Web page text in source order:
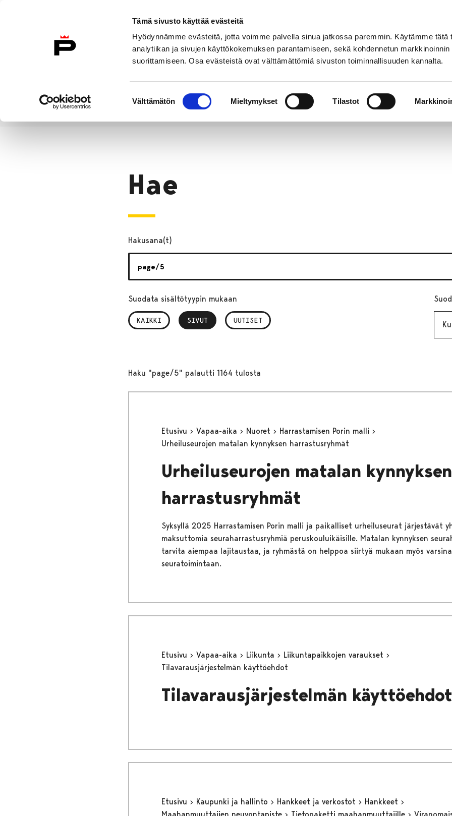
Tämä sivusto käyttää evästeitä
Hyödynnämme evästeitä, jotta voimme palvella sinua jatkossa paremmin. Käytämme tätä
analytiikan ja sivujen käyttökokemuksen parantamiseen, sekä kohdennetun markkinoinnin
suorittamiseen. Osa evästeistä ovat välttämättömiä sivuston toiminnallisuuden kannalta.
valinta
Välttämätön Mieltymykset Tilastot
Etusivulle
Etusivu
Hae
Hakusana(t)
Suodata sisältötyypin mukaan
KAIKKI SIVUT
, VALITTU UUTISET
Haku "page/5" palautti 1164 tulosta
Etusivu Vapaa-aika Nuoret
Harrastamisen Porin malli
Urheiluseurojen matalan kynnyksen harrastusryhmät
Urheiluseurojen matalan kynnyksen
harrastusryhmät
Syksyllä 2025 Harrastamisen Porin malli ja paikalliset urheiluseurat järjestävät
maksuttomia seuraharrastusryhmiä peruskouluikäisille. Matalan kynnyksen
tarvita aiempaa lajitaustaa, ja ryhmästä on helppoa siirtyä mukaan myös
seuratoimintaan.
Etusivu Vapaa-aika Liikunta
Liikuntapaikkojen varaukset
Tilavarausjärjestelmän käyttöehdot
Tilavarausjärjestelmän käyttöehdot
Etusivu Kaupunki ja hallinto Hankkeet ja verkostot
Hankkeet
Maahanmuuttajien neuvontapiste
Tietopaketti maahanmuuttajille